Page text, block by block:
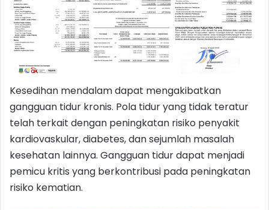
Kesedihan mendalam dapat mengakibatkan
gangguan tidur kronis. Pola tidur yang tidak teratur
telah terkait dengan peningkatan risiko penyakit
kardiovaskular, diabetes, dan sejumlah masalah
kesehatan lainnya. Gangguan tidur dapat menjadi
pemicu kritis yang berkontribusi pada peningkatan
risiko kematian.